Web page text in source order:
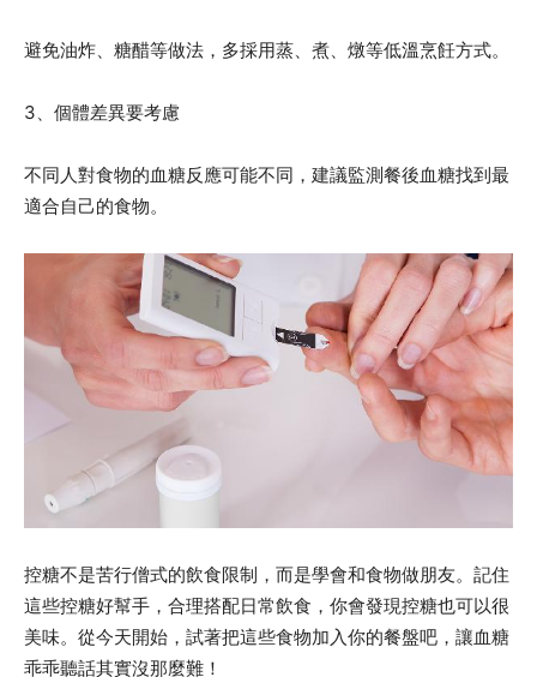
避免油炸、糖醋等做法，多採用蒸、煮、燉等低溫烹飪方式。
3、個體差異要考慮
不同人對食物的血糖反應可能不同，建議監測餐後血糖找到最
適合自己的食物。
控糖不是苦行僧式的飲食限制，而是學會和食物做朋友。記住
這些控糖好幫手，合理搭配日常飲食，你會發現控糖也可以很
美味。從今天開始，試著把這些食物加入你的餐盤吧，讓血糖
乖乖聽話其實沒那麼難！